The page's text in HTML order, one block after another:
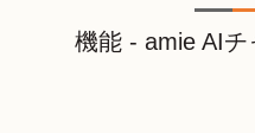
機能 - amie AIチ